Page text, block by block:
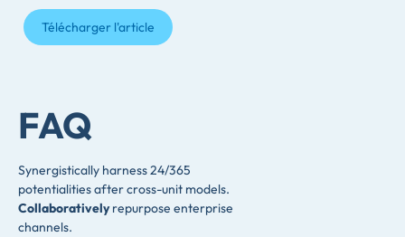
Télécharger l'article
FAQ
Synergistically harness 24/365
potentialities after cross-unit models.
Collaborativelyrepurpose enterprise
channels.